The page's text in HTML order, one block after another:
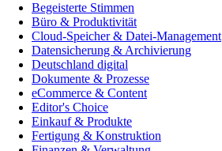
Begeisterte Stimmen
Büro & Produktivität
Cloud-Speicher & Datei-Management
Datensicherung & Archivierung
Deutschland digital
Dokumente & Prozesse
eCommerce & Content
Editor's Choice
Einkauf & Produkte
Fertigung & Konstruktion